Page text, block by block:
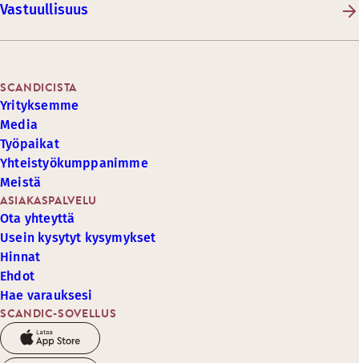
Vastuullisuus
SCANDIC-SOVELLUS
ASIAKASPALVELU
Ota yhteyttä
Usein kysytyt kysymykset
Hinnat
Ehdot
Hae varauksesi
SCANDICISTA
Yrityksemme
Media
Työpaikat
Yhteistyökumppanimme
Meistä